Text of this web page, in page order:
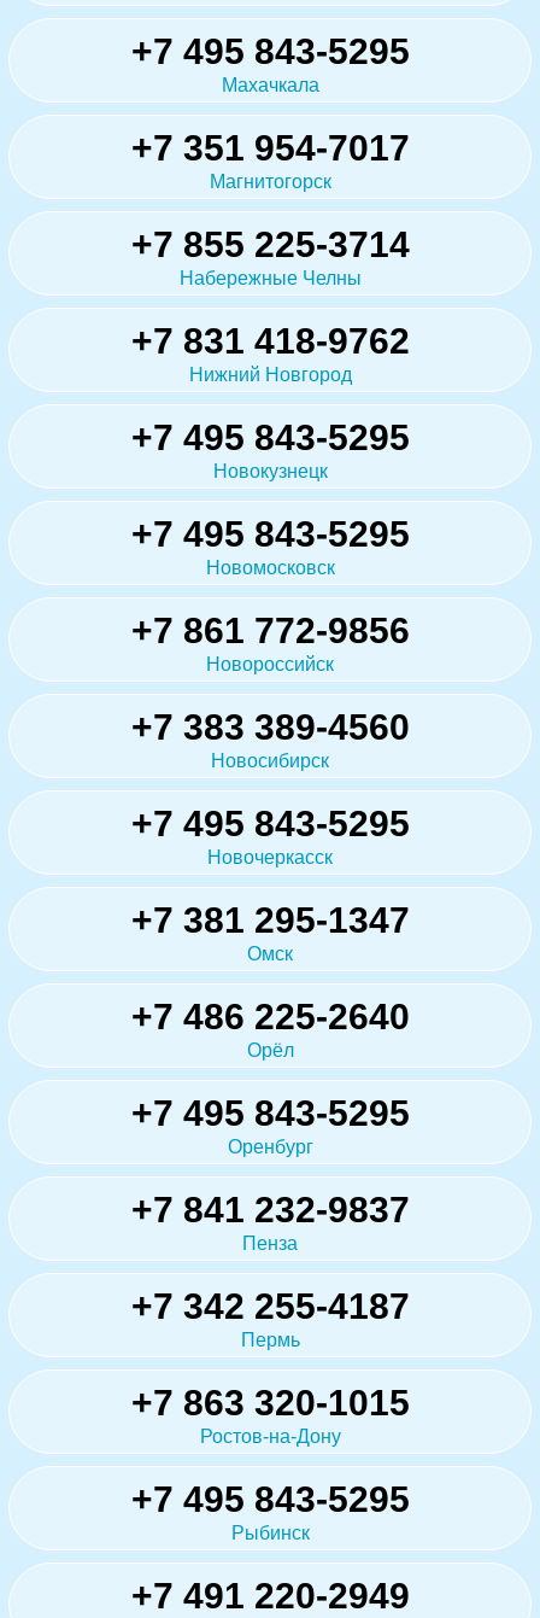
+7 495 843-5295
Махачкала
+7 351 954-7017
Магнитогорск
+7 855 225-3714
Набережные Челны
+7 831 418-9762
Нижний Новгород
+7 495 843-5295
Новокузнецк
+7 495 843-5295
Новомосковск
+7 861 772-9856
Новороссийск
+7 383 389-4560
Новосибирск
+7 495 843-5295
Новочеркасск
+7 381 295-1347
Омск
+7 486 225-2640
Орёл
+7 495 843-5295
Оренбург
+7 841 232-9837
Пенза
+7 342 255-4187
Пермь
+7 863 320-1015
Ростов-на-Дону
+7 495 843-5295
Рыбинск
+7 491 220-2949